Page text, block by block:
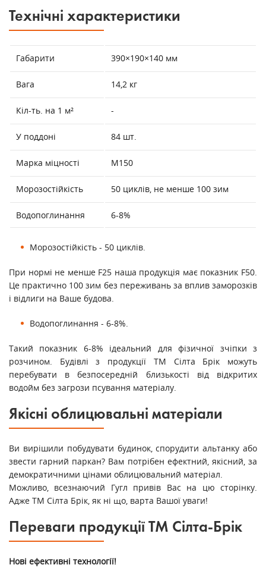
Технічні характеристики
Габарити 390×190×140 мм
Вага 14,2 кг
Кіл-ть. на 1 м² -
У поддоні 84 шт.
Марка міцності М150
Морозостійкість 50 циклів, не менше 100 зим
Водопоглинання 6-8%
Морозостійкість - 50 циклів.
При нормі не менше F25 наша продукція має показник F50.
Це практично 100 зим без переживань за вплив заморозків
і відлиги на Ваше будова.
Водопоглинання - 6-8%.
Такий показник 6-8% ідеальний для фізичної зчіпки з
розчином. Будівлі з продукції ТМ Сілта Брік можуть
перебувати в безпосередній близькості від відкритих
водойм без загрози псування матеріалу.
Якісні облицювальні матеріали
Ви вирішили побудувати будинок, спорудити альтанку або
звести гарний паркан? Вам потрібен ефектний, якісний, за
демократичними цінами облицювальний матеріал.
Можливо, всезнаючий Гугл привів Вас на цю сторінку.
Адже ТМ Сілта Брік, як ні що, варта Вашої уваги!
Переваги продукції ТМ Сілта-Брік
Нові ефективні технології!